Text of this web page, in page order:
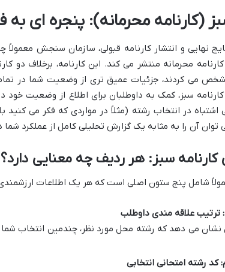
(کارنامه محرمانه): پنجره ای
نهایی و انتشار کارنامه قبولی، سازمان سنجش معمولاً
کارنامه محرمانه منتشر می کند. این کارنامه، برخلاف دو
می کردند، جزئیات عمیق تری از وضعیت شما در
کارنامه سبز، کمک به داوطلبان برای اطلاع از وضعیت
در انتخاب رشته (مثلاً در مواردی که فکر می کنید
آن را به مثابه یک گزارش تحلیلی کامل از عملکرد شما
سبز: هر ردیف چه معنایی دارد؟
شامل پنج ستون اصلی است که هر یک اطلاعات ارزشمندی
ترتیب علاقه مندی داوطلب
رشته امتحانی انتخابی